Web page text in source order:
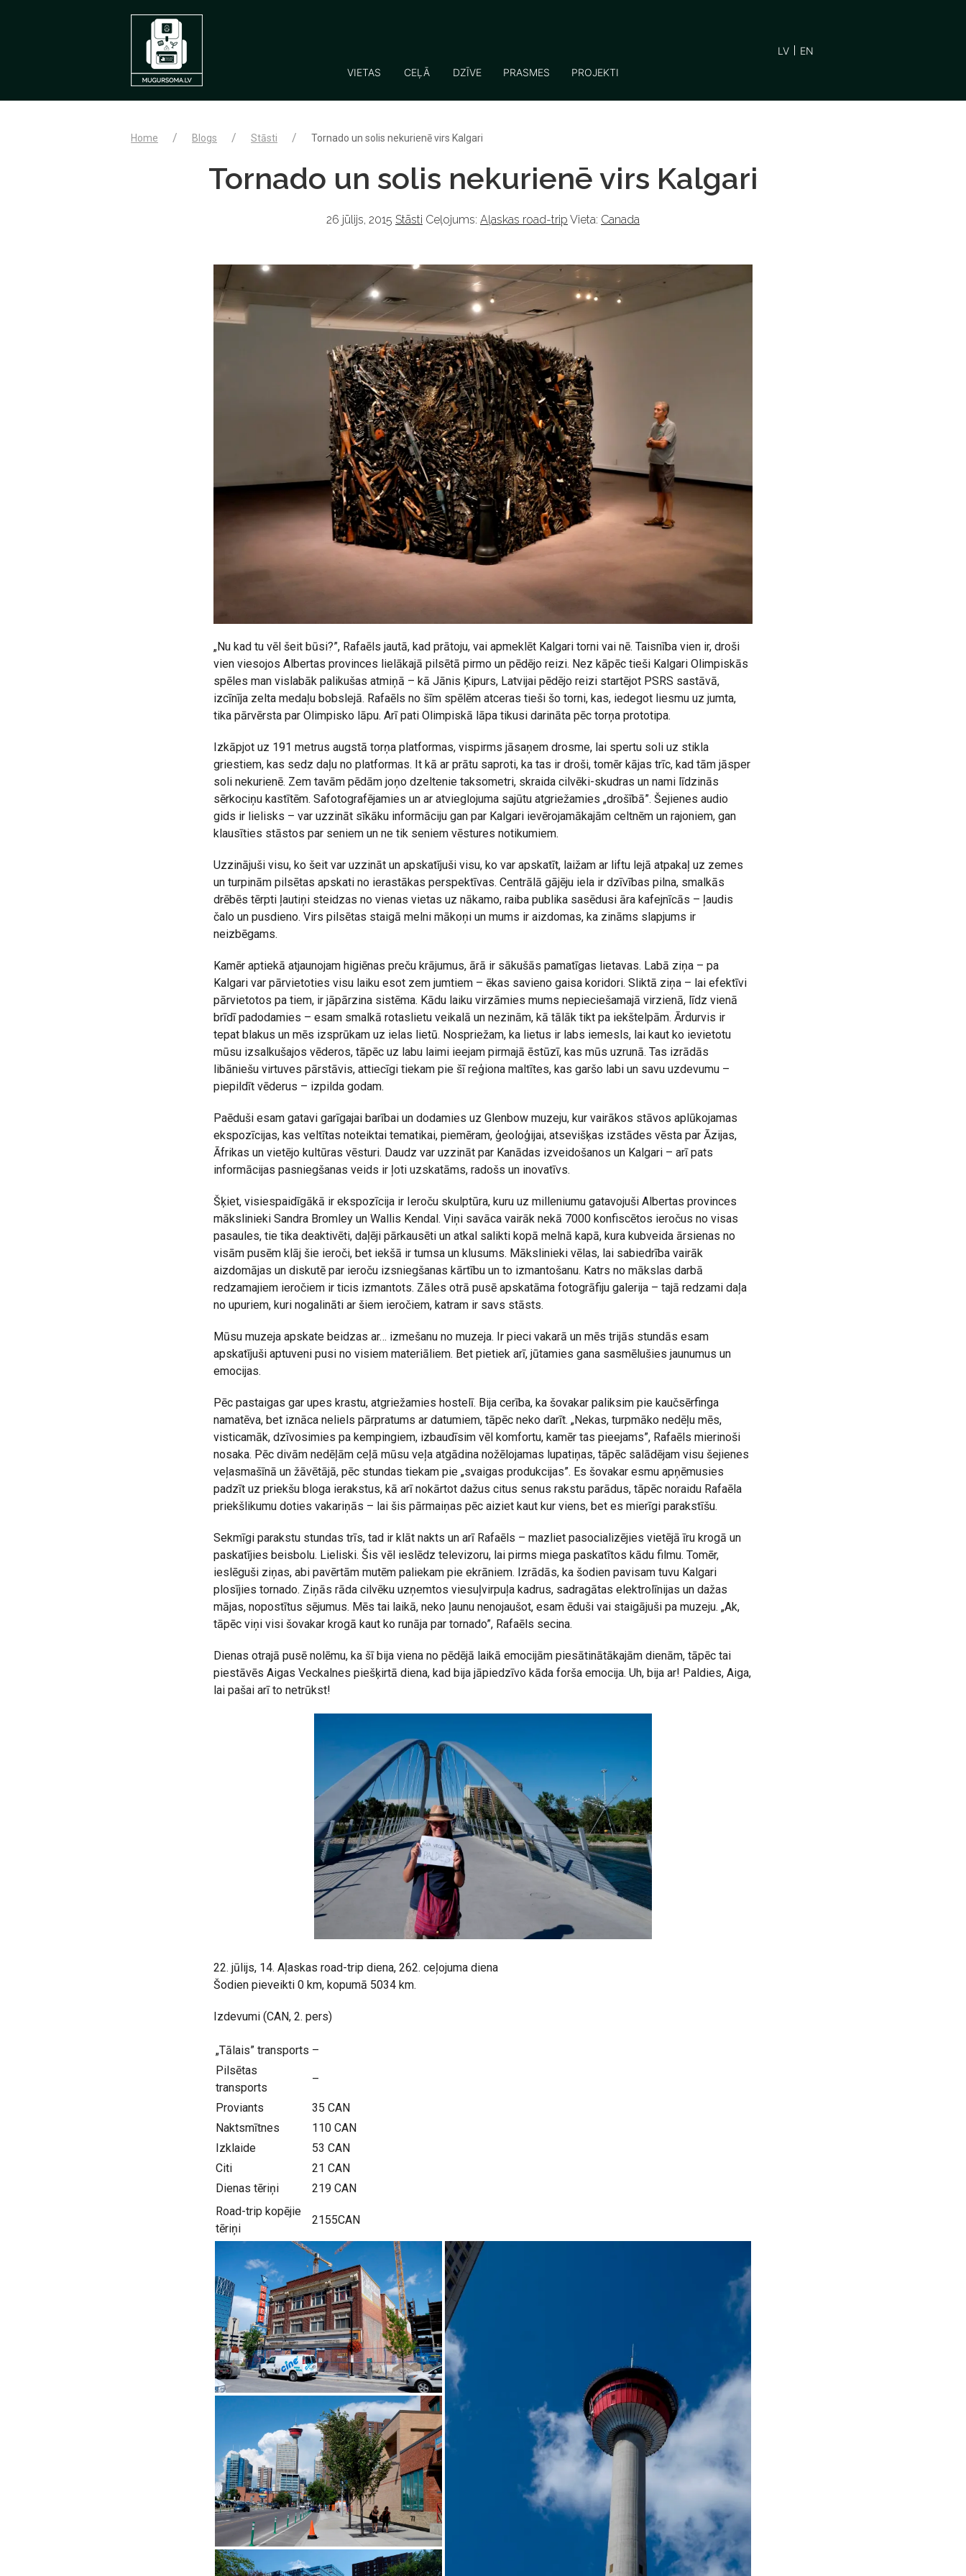
VIETAS CEĻĀ DZĪVE PRASMES PROJEKTI
LV EN
Home Blogs Stāsti Tornado un solis nekurienē virs Kalgari
Tornado un solis nekurienē virs Kalgari
26 jūlijs, 2015 Stāsti Ceļojums: Aļaskas road-trip Vieta: Canada
„Nu kad tu vēl šeit būsi?”, Rafaēls jautā, kad prātoju, vai apmeklēt Kalgari torni vai nē. Taisnība vien ir, droši
vien viesojos Albertas provinces lielākajā pilsētā pirmo un pēdējo reizi. Nez kāpēc tieši Kalgari Olimpiskās
spēles man vislabāk palikušas atmiņā – kā Jānis Ķipurs, Latvijai pēdējo reizi startējot PSRS sastāvā,
izcīnīja zelta medaļu bobslejā. Rafaēls no šīm spēlēm atceras tieši šo torni, kas, iedegot liesmu uz jumta,
tika pārvērsta par Olimpisko lāpu. Arī pati Olimpiskā lāpa tikusi darināta pēc torņa prototipa.
Izkāpjot uz 191 metrus augstā torņa platformas, vispirms jāsaņem drosme, lai spertu soli uz stikla
griestiem, kas sedz daļu no platformas. It kā ar prātu saproti, ka tas ir droši, tomēr kājas trīc, kad tām jāsper
soli nekurienē. Zem tavām pēdām joņo dzeltenie taksometri, skraida cilvēki-skudras un nami līdzinās
sērkociņu kastītēm. Safotografējamies un ar atvieglojuma sajūtu atgriežamies „drošībā”. Šejienes audio
gids ir lielisks – var uzzināt sīkāku informāciju gan par Kalgari ievērojamākajām celtnēm un rajoniem, gan
klausīties stāstos par seniem un ne tik seniem vēstures notikumiem.
Uzzinājuši visu, ko šeit var uzzināt un apskatījuši visu, ko var apskatīt, laižam ar liftu lejā atpakaļ uz zemes
un turpinām pilsētas apskati no ierastākas perspektīvas. Centrālā gājēju iela ir dzīvības pilna, smalkās
drēbēs tērpti ļautiņi steidzas no vienas vietas uz nākamo, raiba publika sasēdusi āra kafejnīcās – ļaudis
čalo un pusdieno. Virs pilsētas staigā melni mākoņi un mums ir aizdomas, ka zināms slapjums ir
neizbēgams.
Kamēr aptiekā atjaunojam higiēnas preču krājumus, ārā ir sākušās pamatīgas lietavas. Labā ziņa – pa
Kalgari var pārvietoties visu laiku esot zem jumtiem – ēkas savieno gaisa koridori. Sliktā ziņa – lai efektīvi
pārvietotos pa tiem, ir jāpārzina sistēma. Kādu laiku virzāmies mums nepieciešamajā virzienā, līdz vienā
brīdī padodamies – esam smalkā rotaslietu veikalā un nezinām, kā tālāk tikt pa iekštelpām. Ārdurvis ir
tepat blakus un mēs izsprūkam uz ielas lietū. Nospriežam, ka lietus ir labs iemesls, lai kaut ko ievietotu
mūsu izsalkušajos vēderos, tāpēc uz labu laimi ieejam pirmajā ēstūzī, kas mūs uzrunā. Tas izrādās
libāniešu virtuves pārstāvis, attiecīgi tiekam pie šī reģiona maltītes, kas garšo labi un savu uzdevumu –
piepildīt vēderus – izpilda godam.
Paēduši esam gatavi garīgajai barībai un dodamies uz Glenbow muzeju, kur vairākos stāvos aplūkojamas
ekspozīcijas, kas veltītas noteiktai tematikai, piemēram, ģeoloģijai, atsevišķas izstādes vēsta par Āzijas,
Āfrikas un vietējo kultūras vēsturi. Daudz var uzzināt par Kanādas izveidošanos un Kalgari – arī pats
informācijas pasniegšanas veids ir ļoti uzskatāms, radošs un inovatīvs.
Šķiet, visiespaidīgākā ir ekspozīcija ir Ieroču skulptūra, kuru uz milleniumu gatavojuši Albertas provinces
mākslinieki Sandra Bromley un Wallis Kendal. Viņi savāca vairāk nekā 7000 konfiscētos ieročus no visas
pasaules, tie tika deaktivēti, daļēji pārkausēti un atkal salikti kopā melnā kapā, kura kubveida ārsienas no
visām pusēm klāj šie ieroči, bet iekšā ir tumsa un klusums. Mākslinieki vēlas, lai sabiedrība vairāk
aizdomājas un diskutē par ieroču izsniegšanas kārtību un to izmantošanu. Katrs no mākslas darbā
redzamajiem ieročiem ir ticis izmantots. Zāles otrā pusē apskatāma fotogrāfiju galerija – tajā redzami daļa
no upuriem, kuri nogalināti ar šiem ieročiem, katram ir savs stāsts.
Mūsu muzeja apskate beidzas ar… izmešanu no muzeja. Ir pieci vakarā un mēs trijās stundās esam
apskatījuši aptuveni pusi no visiem materiāliem. Bet pietiek arī, jūtamies gana sasmēlušies jaunumus un
emocijas.
Pēc pastaigas gar upes krastu, atgriežamies hostelī. Bija cerība, ka šovakar paliksim pie kaučsērfinga
namatēva, bet iznāca neliels pārpratums ar datumiem, tāpēc neko darīt. „Nekas, turpmāko nedēļu mēs,
visticamāk, dzīvosimies pa kempingiem, izbaudīsim vēl komfortu, kamēr tas pieejams”, Rafaēls mierinoši
nosaka. Pēc divām nedēļām ceļā mūsu veļa atgādina nožēlojamas lupatiņas, tāpēc salādējam visu šejienes
veļasmašīnā un žāvētājā, pēc stundas tiekam pie „svaigas produkcijas”. Es šovakar esmu apņēmusies
padzīt uz priekšu bloga ierakstus, kā arī nokārtot dažus citus senus rakstu parādus, tāpēc noraidu Rafaēla
priekšlikumu doties vakariņās – lai šis pārmaiņas pēc aiziet kaut kur viens, bet es mierīgi parakstīšu.
Sekmīgi parakstu stundas trīs, tad ir klāt nakts un arī Rafaēls – mazliet pasocializējies vietējā īru krogā un
paskatījies beisbolu. Lieliski. Šis vēl ieslēdz televizoru, lai pirms miega paskatītos kādu filmu. Tomēr,
ieslēguši ziņas, abi pavērtām mutēm paliekam pie ekrāniem. Izrādās, ka šodien pavisam tuvu Kalgari
plosījies tornado. Ziņās rāda cilvēku uzņemtos viesuļvirpuļa kadrus, sadragātas elektrolīnijas un dažas
mājas, nopostītus sējumus. Mēs tai laikā, neko ļaunu nenojaušot, esam ēduši vai staigājuši pa muzeju. „Ak,
tāpēc viņi visi šovakar krogā kaut ko runāja par tornado”, Rafaēls secina.
Dienas otrajā pusē nolēmu, ka šī bija viena no pēdējā laikā emocijām piesātinātākajām dienām, tāpēc tai
piestāvēs Aigas Veckalnes piešķirtā diena, kad bija jāpiedzīvo kāda forša emocija. Uh, bija ar! Paldies, Aiga,
lai pašai arī to netrūkst!
22. jūlijs, 14. Aļaskas road-trip diena, 262. ceļojuma diena
Šodien pieveikti 0 km, kopumā 5034 km.
Izdevumi (CAN, 2. pers)
„Tālais” transports –
Pilsētas
transports
–
Proviants
35 CAN
Naktsmītnes
110 CAN
Izklaide
53 CAN
Citi
21 CAN
Dienas tēriņi
219 CAN
Road-trip kopējie
tēriņi
2155CAN